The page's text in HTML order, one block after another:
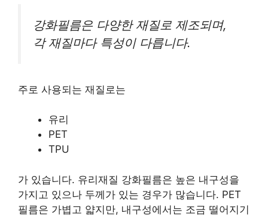
강화필름은 다양한 재질로 제조되며,
각 재질마다 특성이 다릅니다.
주로 사용되는 재질로는
유리
PET
TPU
가 있습니다. 유리재질 강화필름은 높은 내구성을
가지고 있으나 두께가 있는 경우가 많습니다. PET
필름은 가볍고 얇지만, 내구성에서는 조금 떨어지기